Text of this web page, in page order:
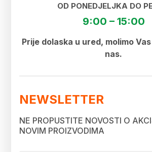
OD PONEDJELJKA DO
9:00 – 15:00
Prije dolaska u ured, molimo
nas.
NEWSLETTER
NE PROPUSTITE NOVOSTI O
NOVIM PROIZVODIMA